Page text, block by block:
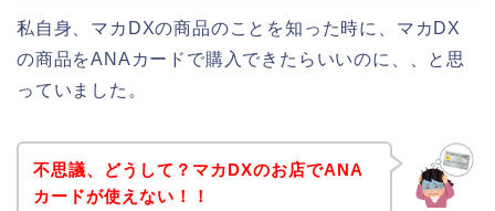
私自身、マカDXの商品のことを知った時に、マカDX
の商品をANAカードで購入できたらいいのに、、と思
っていました。
不思議、どうして？マカDXのお店でANA
カードが使えない！！